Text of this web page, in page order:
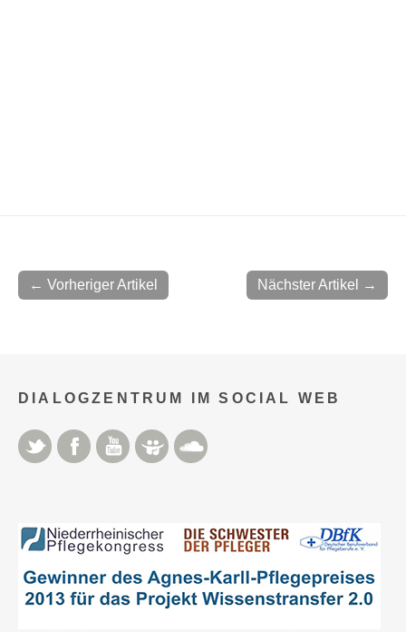
Nächster Artikel →
← Vorheriger Artikel
DIALOGZENTRUM IM SOCIAL WEB
Twitter FacebookYouTubeSlideshare